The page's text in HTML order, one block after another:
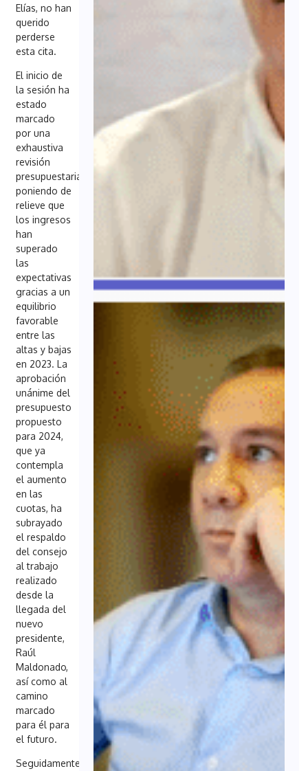
Elías, no han
querido
perderse
esta cita.
El inicio de
la sesión ha
estado
marcado
por una
exhaustiva
revisión
presupuestaria,
poniendo de
relieve que
los ingresos
han
superado
las
expectativas
gracias a un
equilibrio
favorable
entre las
altas y bajas
en 2023. La
aprobación
unánime del
presupuesto
propuesto
para 2024,
que ya
contempla
el aumento
en las
cuotas, ha
subrayado
el respaldo
del consejo
al trabajo
realizado
desde la
llegada del
nuevo
presidente,
Raúl
Maldonado,
así como al
camino
marcado
para él para
el futuro.
Seguidamente,